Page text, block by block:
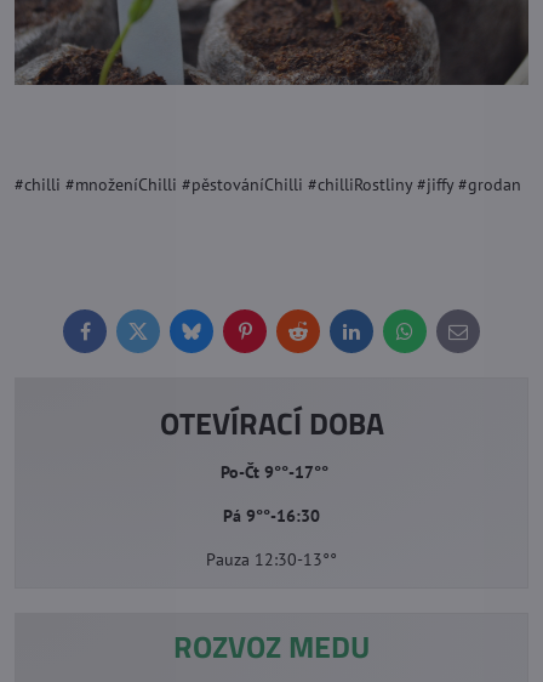
#chilli #množeníChilli #pěstováníChilli #chilliRostliny #jiffy #grodan
FacebookTwitterBlueskyPinterestReddit LinkedInWhatsApp
E-
mail
OTEVÍRACÍ DOBA
Po-Čt 9°°-17°°
Pá 9°°-16:30
Pauza 12:30-13°°
ROZVOZ MEDU